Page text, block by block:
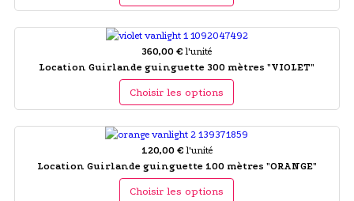
360,00 € l'unité
Location Guirlande guinguette 300 mètres "VIOLET"
Choisir les options
120,00 € l'unité
Location Guirlande guinguette 100 mètres "ORANGE"
Choisir les options